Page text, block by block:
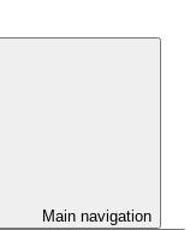
Main navigation